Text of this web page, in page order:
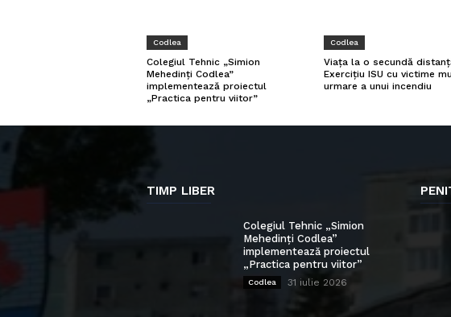
Codlea
Colegiul Tehnic „Simion
Mehedinți Codlea”
implementează proiectul
„Practica pentru viitor”
Codlea
Viața la o secundă
Exercițiu ISU cu victime
urmare a unui incendiu
TIMP LIBER
Colegiul Tehnic „Simion
Mehedinți Codlea”
implementează proiectul
„Practica pentru viitor”
Codlea 31 iulie 2026